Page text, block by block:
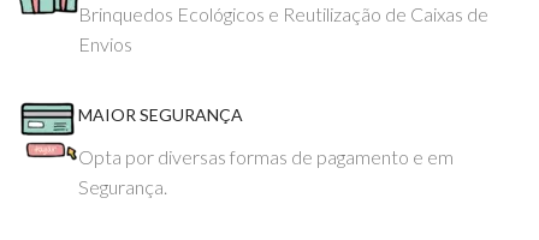
Brinquedos Ecológicos e Reutilização de Caixas de
Envios
MAIOR SEGURANÇA
Opta por diversas formas de pagamento e em
Segurança.